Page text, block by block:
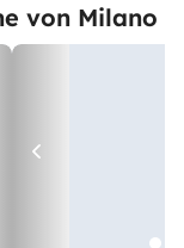
von Milano